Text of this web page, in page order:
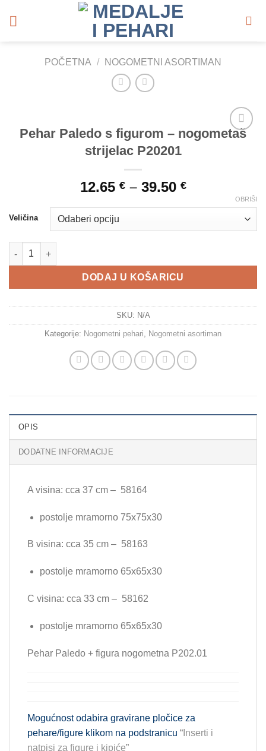
POČETNA / NOGOMETNI ASORTIMAN
Pehar Paledo s figurom – nogometaš
strijelac P20201
12.65 €– 39.50 €
Veličina
OBRIŠI
Pehar Paledo s figurom - nogometaš strijelac P20201 količina
DODAJ U KOŠARICU
SKU: N/A
Kategorije: Nogometni pehari Nogometni asortiman
OPIS
DODATNE INFORMACIJE
A visina: cca 37 cm – 58164
postolje mramorno 75x75x30
B visina: cca 35 cm – 58163
postolje mramorno 65x65x30
C visina: cca 33 cm – 58162
postolje mramorno 65x65x30
Pehar Paledo + figura nogometna P202.01
Mogućnost odabira gravirane pločice za
pehare/figure klikom na podstranicu “ Inserti i
natpisi za figure i kipiće”